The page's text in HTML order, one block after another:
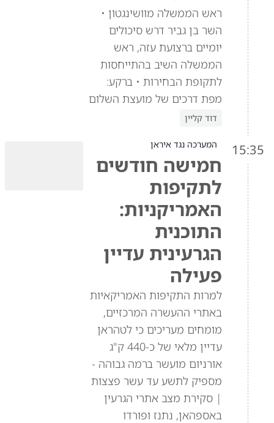
ראש הממשלה מוושינגטון •
השר בן גביר דרש סיכולים
יומיים ברצועת עזה, ראש
הממשלה השיב בהתייחסות
לתקופת הבחירות • ברקע:
מפת דרכים של מועצת השלום
דוד קליין
15:35 המערכה נגד איראן
חמישה חודשים
לתקיפות
האמריקניות:
התוכנית
הגרעינית עדיין
פעילה
למרות התקיפות האמריקאיות
באתרי ההעשרה המרכזיים,
מומחים מעריכים כי לטהראן
עדיין מלאי של כ-440 ק"ג
אורניום מועשר ברמה גבוהה -
מספיק לתשע עד עשר פצצות
| סקירת מצב אתרי הגרעין
באספהאן, נתנז ופורדו